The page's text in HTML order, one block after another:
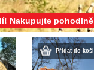
Nakupujte
Přidat do